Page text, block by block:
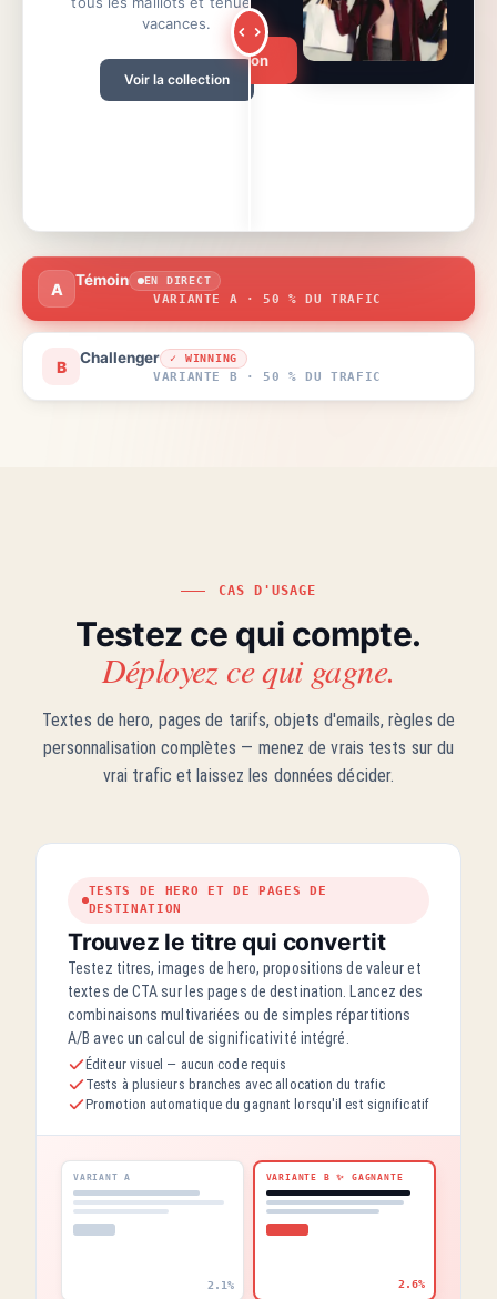
vacances.
Voir la collection
Obtenir 50 % de réduction
A Témoin EN DIRECT
VARIANTE A · 50 % DU TRAFIC
B Challenger ✓ WINNING
VARIANTE B · 50 % DU TRAFIC
CAS D'USAGE
Testez ce qui compte.
Déployez ce qui gagne.
Textes de hero, pages de tarifs, objets d'emails, règles de
personnalisation complètes — menez de vrais tests sur du
vrai trafic et laissez les données décider.
TESTS DE HERO ET DE PAGES DE
DESTINATION
Trouvez le titre qui convertit
Testez titres, images de hero, propositions de valeur et
textes de CTA sur les pages de destination. Lancez des
combinaisons multivariées ou de simples répartitions
A/B avec un calcul de significativité intégré.
Éditeur visuel — aucun code requis
Tests à plusieurs branches avec allocation du trafic
Promotion automatique du gagnant lorsqu'il est significatif
VARIANT A
2.1%
VARIANTE B ✨ GAGNANTE
2.6%